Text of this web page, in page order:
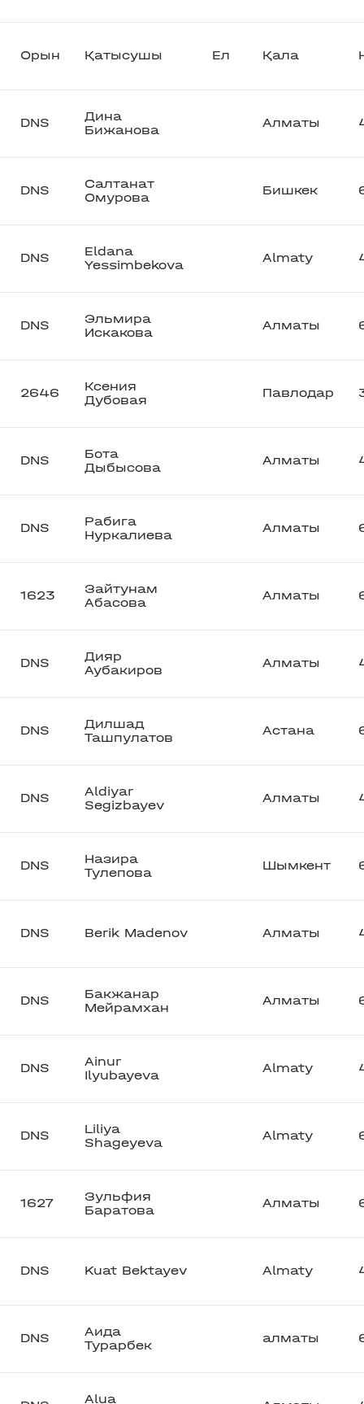
Орын Қатысушы Ел Қала
DNS
Дина
Бижанова
Алматы
DNS
Салтанат
Омурова
Бишкек
DNS
Eldana
Yessimbekova
Almaty
DNS
Эльмира
Искакова
Алматы
2646
Ксения
Дубовая
Павлодар
DNS
Бота
Дыбысова
Алматы
DNS
Рабига
Нуркалиева
Алматы
1623
Зайтунам
Абасова
Алматы
DNS
Дияр
Аубакиров
Алматы
DNS
Дилшад
Ташпулатов
Астана
DNS
Aldiyar
Segizbayev
Алматы
DNS
Назира
Тулепова
Шымкент
DNS Berik Madenov Алматы
DNS
Бакжанар
Мейрамхан
Алматы
DNS
Ainur
Ilyubayeva
Almaty
DNS
Liliya
Shageyeva
Almaty
1627
Зульфия
Баратова
Алматы
DNS Kuat Bektayev Almaty
DNS
Аида
Турарбек
алматы
Alua